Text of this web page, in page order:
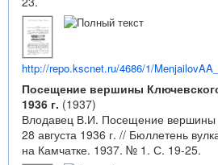
http://repo.kscnet.ru/4686/1/
Посещение вершины
1936 г. (1937)
Влодавец В.И. Посещение вершины
28 августа 1936 г. // Бюллетень
на Камчатке. 1937. № 1. С. 19-25.